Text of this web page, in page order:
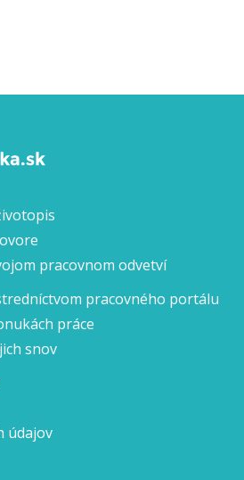
pracovnom odvetví
pracovného portálu
práce
snov
údajov